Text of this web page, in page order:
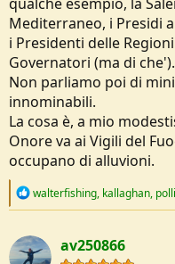
Mediterraneo, i Presidi
i Presidenti delle
Governatori (ma di che').
Non parliamo poi di
innominabili.
La cosa è, a mio
Onore va ai Vigili del
occupano di alluvioni.
R
c
t
walterfishing, kallaghan,
av250866